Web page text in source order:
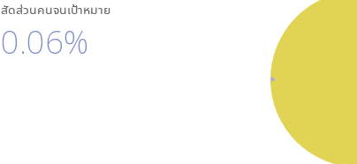
สัดส่วนคนจนเป้าหมาย
0.06%